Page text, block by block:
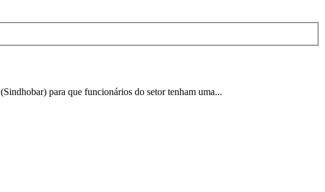
para que funcionários do setor tenham uma...